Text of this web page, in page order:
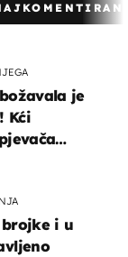
je
Kći
brojke i u